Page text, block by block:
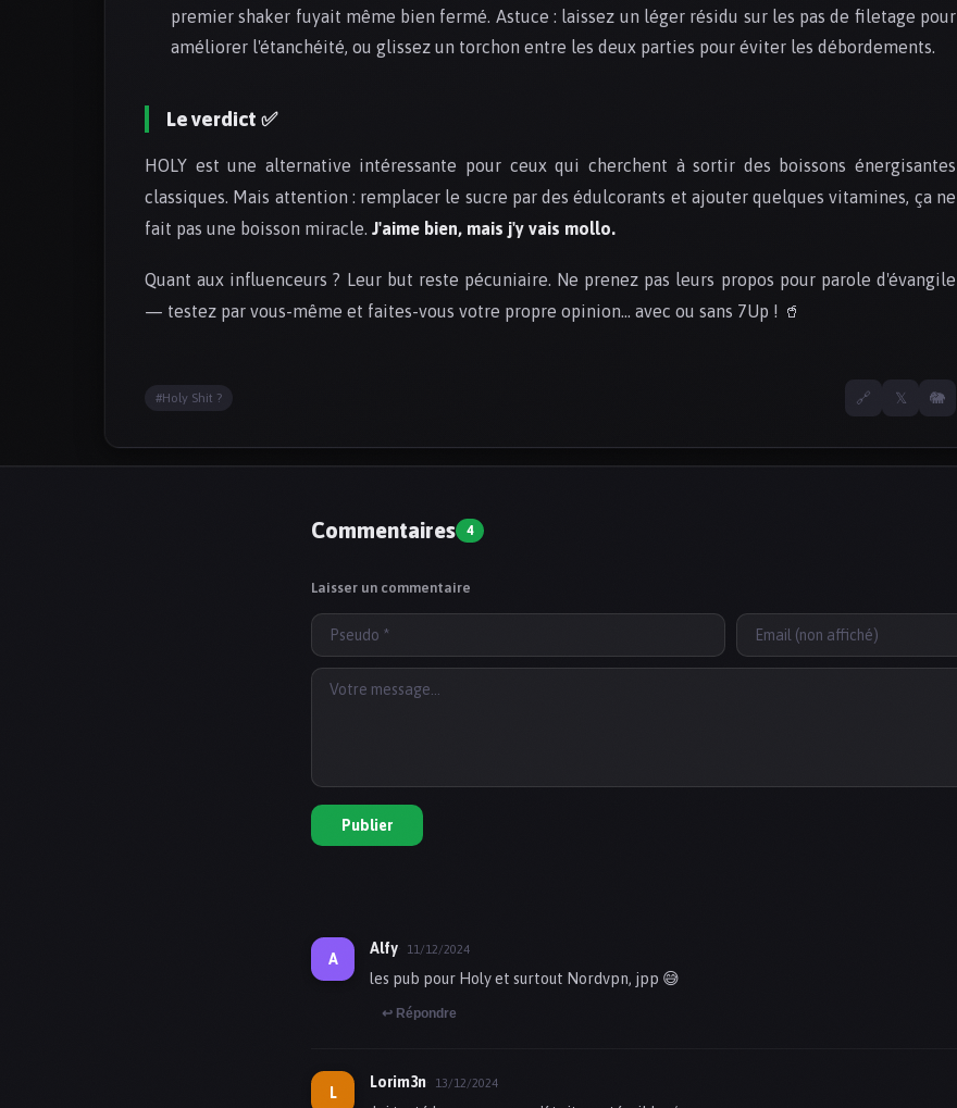
premier shaker fuyait même bien fermé. Astuce : laissez un léger résidu sur les pas de filetage pour
améliorer l'étanchéité, ou glissez un torchon entre les deux parties pour éviter les débordements.
Le verdict ✅
HOLY est une alternative intéressante pour ceux qui cherchent à sortir des boissons énergisantes
classiques. Mais attention : remplacer le sucre par des édulcorants et ajouter quelques vitamines, ça ne
fait pas une boisson miracle. J'aime bien, mais j'y vais mollo.
Quant aux influenceurs ? Leur but reste pécuniaire. Ne prenez pas leurs propos pour parole d'évangile
— testez par vous-même et faites-vous votre propre opinion… avec ou sans 7Up ! 🥤
#Holy Shit ? 🔗 𝕏 🐘
Commentaires 4
Laisser un commentaire
Publier
A
Alfy 11/12/2024
les pub pour Holy et surtout Nordvpn, jpp 😅
↩️ Répondre
L
Lorim3n 13/12/2024